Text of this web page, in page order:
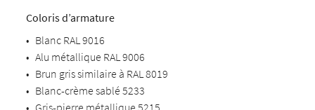
Coloris d’armature
• Blanc RAL 9016
• Alu métallique RAL 9006
• Brun gris similaire à RAL 8019
• Blanc-crème sablé 5233
• Gris-pierre métallique 5215